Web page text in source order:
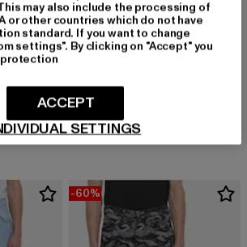
EUR 54,99 EUR
URBAN CLASSICS
90's Heavy Denim Shorts
20,00 EUR
Derzeitiger Preis: 20,00 EUR
49,99 EUR
-60%
may also include the processing of
or other countries which do not have
standard. If you want to change
settings". By clicking on "Accept" you
SETTINGS
ACCEPT